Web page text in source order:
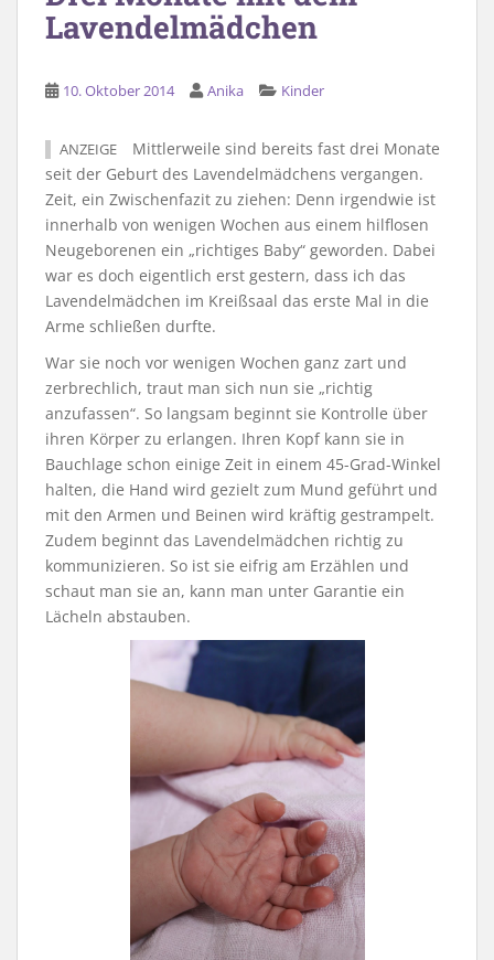
Lavendelmädchen
10. Oktober 2014 Anika Kinder
ANZEIGE
Mittlerweile sind bereits fast drei Monate
seit der Geburt des Lavendelmädchens vergangen.
Zeit, ein Zwischenfazit zu ziehen: Denn irgendwie ist
innerhalb von wenigen Wochen aus einem hilflosen
Neugeborenen ein „richtiges Baby“ geworden. Dabei
war es doch eigentlich erst gestern, dass ich das
Lavendelmädchen im Kreißsaal das erste Mal in die
Arme schließen durfte.
War sie noch vor wenigen Wochen ganz zart und
zerbrechlich, traut man sich nun sie „richtig
anzufassen“. So langsam beginnt sie Kontrolle über
ihren Körper zu erlangen. Ihren Kopf kann sie in
Bauchlage schon einige Zeit in einem 45-Grad-Winkel
halten, die Hand wird gezielt zum Mund geführt und
mit den Armen und Beinen wird kräftig gestrampelt.
Zudem beginnt das Lavendelmädchen richtig zu
kommunizieren. So ist sie eifrig am Erzählen und
schaut man sie an, kann man unter Garantie ein
Lächeln abstauben.